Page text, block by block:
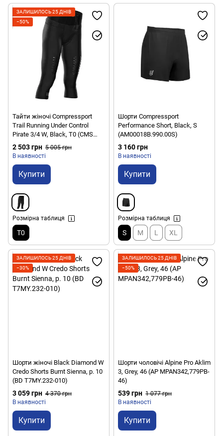
ЗАЛИШИЛОСЬ 25 ДНІВ
−50%
Тайти жіночі Compressport
Trail Running Under Control
Pirate 3/4 W, Black, T0 (CMS
PIRTRV2W-99-T0)
2 503 грн 5 005 грн
В наявності
Купити
Розмірна таблиця
T0
Шорти Compressport
Performance Short, Black, S
(AM00018B.990.00S)
3 160 грн
В наявності
Купити
Розмірна таблиця
S M L XL
ЗАЛИШИЛОСЬ 25 ДНІВ
−30%
Шорти жіночі Black Diamond W
Credo Shorts Burnt Sienna, р. 10
(BD T7MY.232-010)
3 059 грн 4 370 грн
В наявності
Купити
ЗАЛИШИЛОСЬ 25 ДНІВ
−50%
Шорти чоловічі Alpine Pro Aklim
3, Grey, 46 (AP MPAN342,779PB-
46)
539 грн 1 077 грн
В наявності
Купити